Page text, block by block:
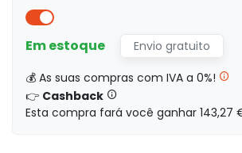
6
Em estoque
Envio gratuito
💰 As suas compras com IVA a 0%!
👉 Cashback
Esta compra fará você ganhar 143,27